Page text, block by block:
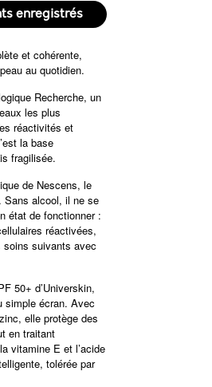
enregistrés
et cohérente,
au quotidien.
Recherche, un
les plus
réactivités et
la base
fragilisée.
de Nescens, le
Sans alcool, il ne se
état de fonctionner :
réactivées,
soins suivants avec
50+ d’Universkin,
simple écran. Avec
elle protège des
en traitant
vitamine E et l’acide
tolérée par